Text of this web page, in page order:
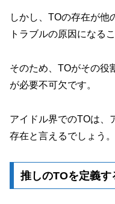
しかし、TOの存在が他
トラブルの原因になる
そのため、TOがその役
が必要不可欠です。
アイドル界でのTOは、
存在と言えるでしょう。
推しのTOを定義す